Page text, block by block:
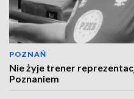
POZNAŃ
Nie żyje trener
Poznaniem